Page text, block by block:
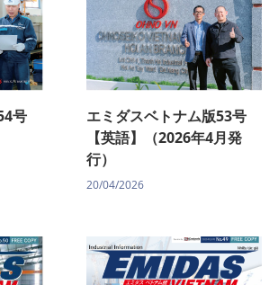
号
エミダスベトナム版53号
【英語】（2026年4月発
行）
20/04/2026